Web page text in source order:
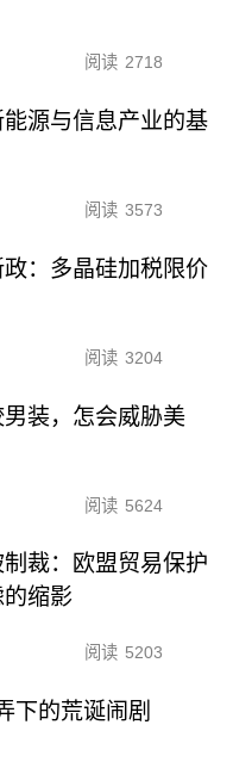
阅读 2718
源与信息产业的基
阅读 3573
：多晶硅加税限价
阅读 3204
装，怎会威胁美
阅读 5624
裁：欧盟贸易保护
缩影
阅读 5203
下的荒诞闹剧